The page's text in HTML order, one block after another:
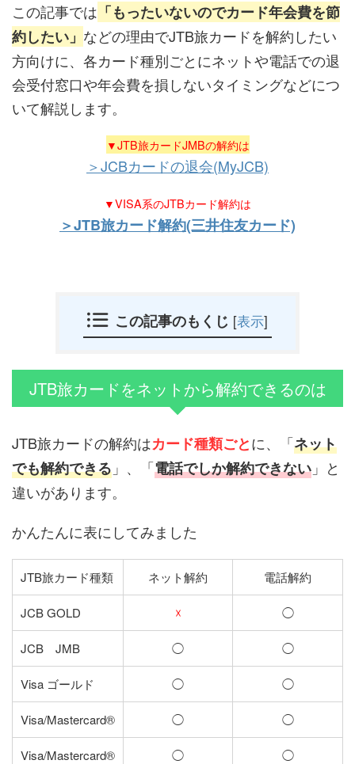
この記事では 「もったいないのでカード年会費を節
約したい」 などの理由でJTB旅カードを解約したい
方向けに、各カード種別ごとにネットや電話での退
会受付窓口や年会費を損しないタイミングなどにつ
いて解説します。
▼JTB旅カードJMBの解約は
＞JCBカードの退会(MyJCB)
▼VISA系のJTBカード解約は
＞JTB旅カード解約(三井住友カード)
この記事のもくじ [表示]
JTB旅カードをネットから解約できるのは
JTB旅カードの解約はカード種類ごとに、「ネット
でも解約できる 」、「電話でしか解約できない 」と
違いがあります。
かんたんに表にしてみました
JTB旅カード種類 ネット解約 電話解約
JCB GOLD ☓ ◯
JCB JMB ◯ ◯
Visa ゴールド ◯ ◯
Visa/Mastercard® ◯ ◯
Visa/Mastercard®
◯ ◯